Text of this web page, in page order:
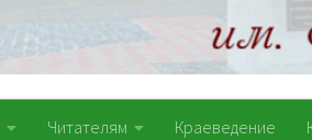
Читателям Краеведение